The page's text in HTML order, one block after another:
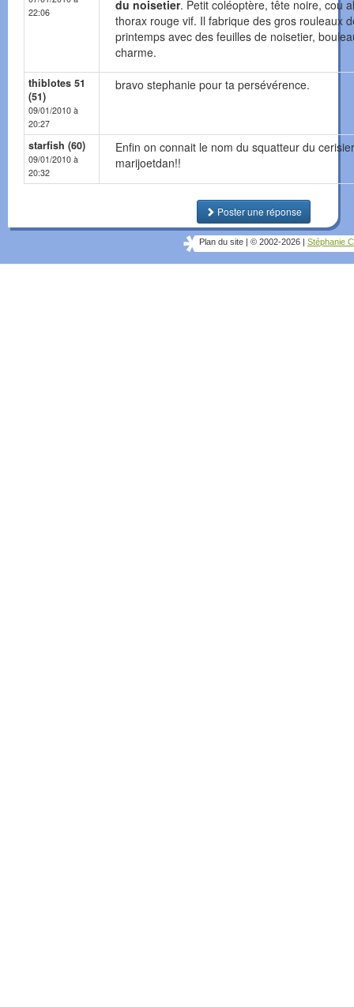
22:06
du noisetier. Petit coléoptère, tête noire, cou
thorax rouge vif. Il fabrique des gros rouleaux
printemps avec des feuilles de noisetier,
charme.
thiblotes 51
(51)
09/01/2010 à
20:27
bravo stephanie pour ta persévérence.
starfish (60)
09/01/2010 à
20:32
Enfin on connait le nom du squatteur du
marijoetdan!!
Poster une réponse
Plan du site © 2002-2026 Stéphanie C